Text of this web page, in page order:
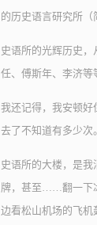
的历史语言研究所（
史语所的光辉历史
任、傅斯年、李济等
我还记得，我安顿好
去了不知道有多少次。
史语所的大楼，是
牌，甚至……翻一下
边看松山机场的飞机